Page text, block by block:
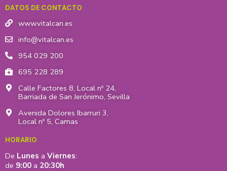
a
g
r
a
m
b
o
o
k
-
f
i
DATOS DE CONTACTO
www.vitalcan.es
info@vitalcan.es
954 029 200
695 228 289
Calle Factores 8, Local nº 24,
Barriada de San Jerónimo, Sevilla
Avenida Dolores Ibarruri 3,
Local nº 5, Camas
HORARIO
De Lunes a Viernes:
de 9:00 a 20:30h